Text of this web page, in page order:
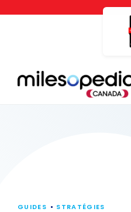
Panneau de gestion des
GUIDES STRATÉGIES